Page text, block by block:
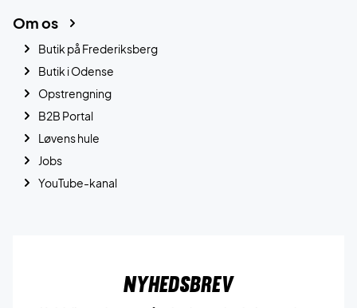
Om os
Butik på Frederiksberg
Butik i Odense
Opstrengning
B2B Portal
Løvens hule
Jobs
YouTube-kanal
Nyhedsbrev